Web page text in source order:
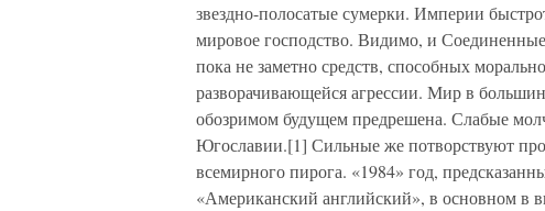
звездно-полосатые сумерки. Империи
мировое господство. Видимо, и
пока не заметно средств, способных
разворачивающейся агрессии. Мир в
обозримом будущем предрешена. Слабые
Югославии.[1] Сильные же потворствуют
всемирного пирога. «1984» год,
«Американский английский», в основном в